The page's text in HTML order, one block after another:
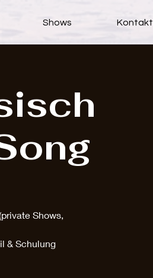
Shows,
& Schulung
Shows Kontakt